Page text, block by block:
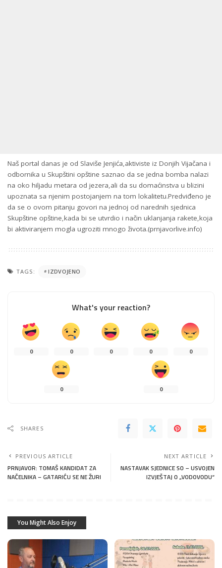
Naš portal danas je od Slaviše Jenjića,aktiviste iz Donjih Vijačana i
odbornika u Skupštini opštine saznao da se jedna bomba nalazi
na oko hiljadu metara od jezera,ali da su domaćinstva u blizini
upoznata sa njenim postojanjem na tom lokalitetu.Predviđeno je
da se o ovom pitanju govori na jednoj od narednih sjednica
Skupštine opštine,kada bi se utvrdio i način uklanjanja rakete,koja
bi aktiviranjem mogla ugroziti mnogo života.(prnjavorlive.info)
TAGS: IZDVOJENO
What's your reaction?
0 0 0 0 0
0 0
SHARES
PREVIOUS ARTICLE
PRNJAVOR: TOMAŠ KANDIDAT ZA
NAČELNIKA – GATARIĆU SE NE ŽURI
NEXT ARTICLE
NASTAVAK SJEDNICE SO – USVOJEN
IZVJEŠTAJ O „VODOVODU“
You Might Also Enjoy